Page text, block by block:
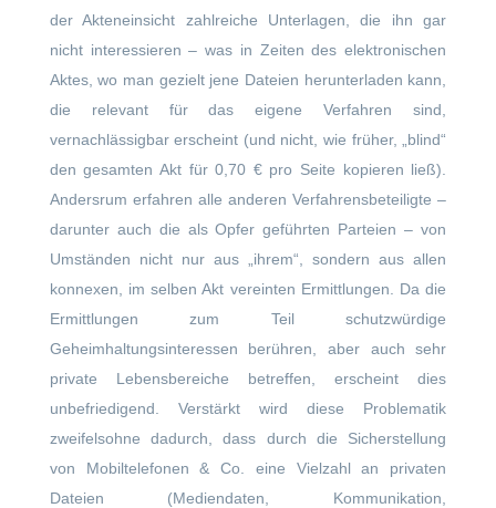
der Akteneinsicht zahlreiche Unterlagen, die ihn gar
nicht interessieren – was in Zeiten des elektronischen
Aktes, wo man gezielt jene Dateien herunterladen kann,
die relevant für das eigene Verfahren sind,
vernachlässigbar erscheint (und nicht, wie früher, „blind“
den gesamten Akt für 0,70 € pro Seite kopieren ließ).
Andersrum erfahren alle anderen Verfahrensbeteiligte –
darunter auch die als Opfer geführten Parteien – von
Umständen nicht nur aus „ihrem“, sondern aus allen
konnexen, im selben Akt vereinten Ermittlungen. Da die
Ermittlungen zum Teil schutzwürdige
Geheimhaltungsinteressen berühren, aber auch sehr
private Lebensbereiche betreffen, erscheint dies
unbefriedigend. Verstärkt wird diese Problematik
zweifelsohne dadurch, dass durch die Sicherstellung
von Mobiltelefonen & Co. eine Vielzahl an privaten
Dateien (Mediendaten, Kommunikation,